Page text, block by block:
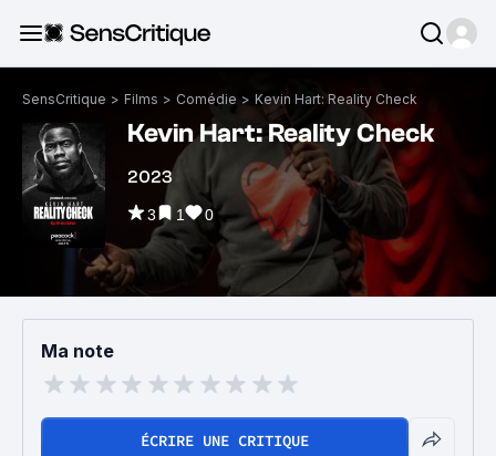
SensCritique > Films > Comédie > Kevin Hart: Reality Check
Kevin Hart: Reality Check
2023
3 1 0
Ma note
ÉCRIRE UNE CRITIQUE